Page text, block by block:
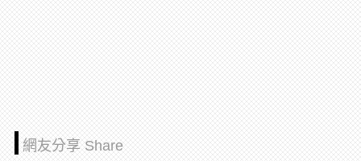
網友分享 Share